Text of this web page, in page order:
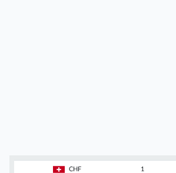
CHF 1